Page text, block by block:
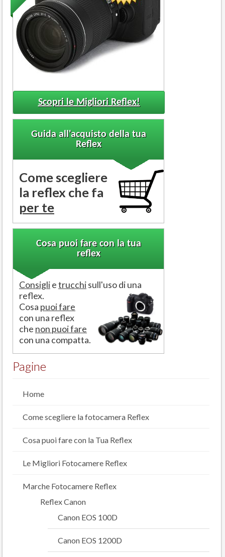
Scopri le Migliori Reflex!
Guida all'acquisto della tua
Reflex
Come scegliere
la reflex che fa
per te
Cosa puoi fare con la tua
reflex
Consiglietrucchisull'uso di una
reflex.
Cosa puoi fare
con una reflex
che non puoi fare
con una compatta.
Pagine
Home
Come scegliere la fotocamera Reflex
Cosa puoi fare con la Tua Reflex
Le Migliori Fotocamere Reflex
Marche Fotocamere Reflex
Reflex Canon
Canon EOS 100D
Canon EOS 1200D